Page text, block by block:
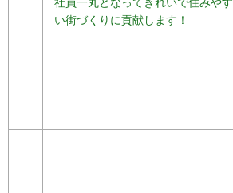
い街づくりに貢献します！